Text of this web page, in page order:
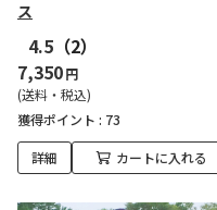
ス
4.5 （2）
7,350円
(送料・税込)
獲得ポイント : 73
詳細 カートに入れる